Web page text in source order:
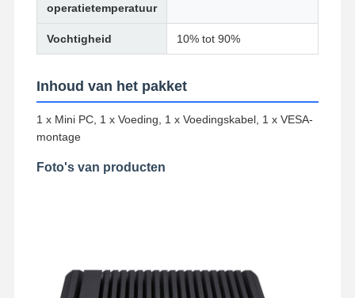
operatietemperatuur
Vochtigheid 10% tot 90%
Inhoud van het pakket
1 x Mini PC, 1 x Voeding, 1 x Voedingskabel, 1 x VESA-
montage
Foto's van producten